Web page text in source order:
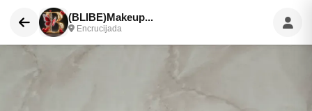
(BLIBE)Makeup...
Encrucijada